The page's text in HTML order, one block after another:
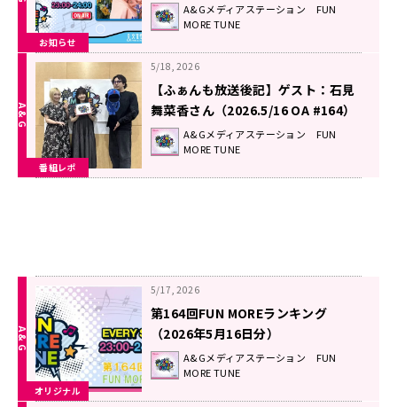
お知らせ
A&Gメディアステーション FUN
MORE TUNE
番組レポ
5/18, 2026
【ふぁんも放送後記】ゲスト：石見
舞菜香さん（2026.5/16 OA #164）
A&Gメディアステーション FUN
MORE TUNE
オリジナル
5/17, 2026
第164回FUN MOREランキング
（2026年5月16日分）
A&Gメディアステーション FUN
MORE TUNE